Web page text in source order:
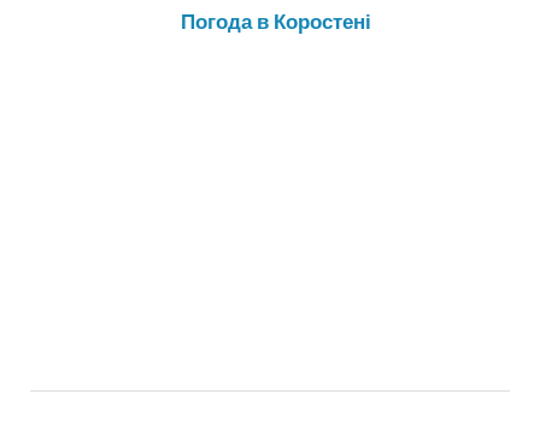
Погода в Коростені